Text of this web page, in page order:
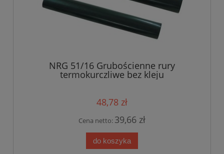
NRG 51/16 Grubościenne rury
termokurczliwe bez kleju
48,78 zł
Cena netto: 39,66 zł
do koszyka